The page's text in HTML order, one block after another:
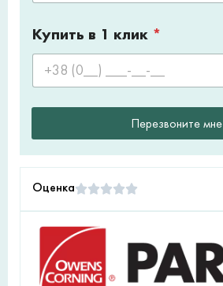
Купить в 1 клик *
Перезвоните мне
Оценка